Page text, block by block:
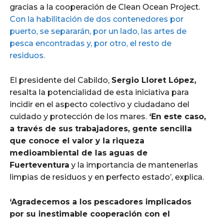
gracias a la cooperación de Clean Ocean Project.
Con la habilitación de dos contenedores por
puerto, se separarán, por un lado, las artes de
pesca encontradas y, por otro, el resto de
residuos.
El presidente del Cabildo, Sergio Lloret López,
resalta la potencialidad de esta iniciativa para
incidir en el aspecto colectivo y ciudadano del
cuidado y protección de los mares. ‘En este caso,
a través de sus trabajadores, gente sencilla
que conoce el valor y la riqueza
medioambiental de las aguas de
Fuerteventura y la importancia de mantenerlas
limpias de residuos y en perfecto estado’, explica.
‘Agradecemos a los pescadores implicados
por su inestimable cooperación con el